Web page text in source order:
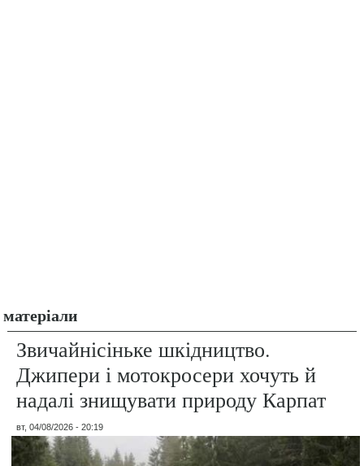
матеріали
Звичайнісіньке шкідництво.
Джипери і мотокросери хочуть й
надалі знищувати природу Карпат
вт, 04/08/2026 - 20:19